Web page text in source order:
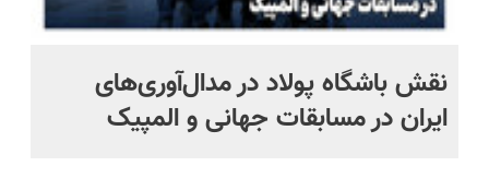
نقش باشگاه پولاد در مدال‌آوری‌های
ایران در مسابقات جهانی و المپیک